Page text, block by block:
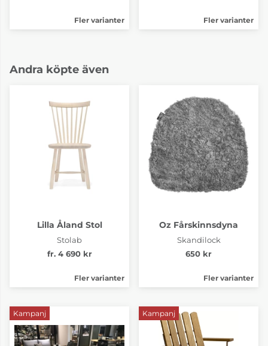
Fler varianter Fler varianter
Andra köpte även
Lilla Åland Stol
Stolab
fr. 4 690 kr
Fler varianter
Oz Fårskinnsdyna
Skandilock
650 kr
Fler varianter
Kampanj Kampanj